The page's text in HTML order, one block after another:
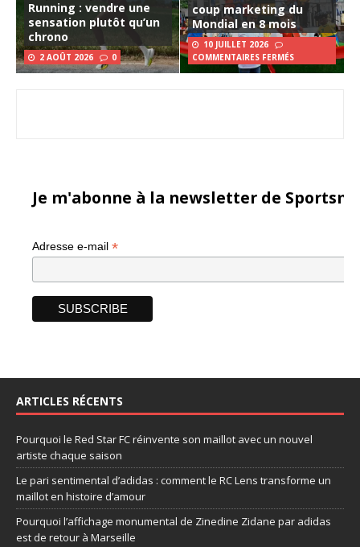
Running : vendre une
sensation plutôt qu’un
chrono
2 AOÛT 2026 0
coup marketing du
Mondial en 8 mois
10 JUILLET 2026
COMMENTAIRES FERMÉS
Je m'abonne à la newsletter de
Adresse e-mail *
ARTICLES RÉCENTS
Pourquoi le Red Star FC réinvente son maillot avec un nouvel
artiste chaque saison
Le pari sentimental d’adidas : comment le RC Lens transforme un
maillot en histoire d’amour
Pourquoi l’affichage monumental de Zinedine Zidane par adidas
est de retour à Marseille